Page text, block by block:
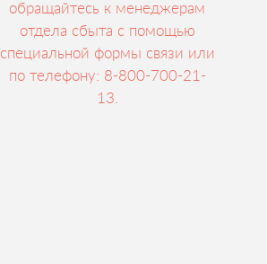
обращайтесь к менеджерам
отдела сбыта с помощью
специальной формы связи или
по телефону: 8-800-700-21-
13.